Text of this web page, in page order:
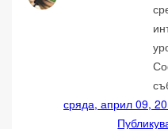
сряда, април 09,